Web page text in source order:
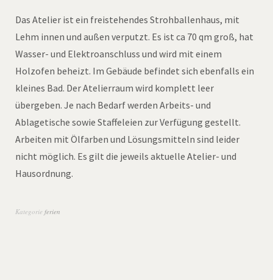
Das Atelier ist ein freistehendes Strohballenhaus, mit
Lehm innen und außen verputzt. Es ist ca 70 qm groß, hat
Wasser- und Elektroanschluss und wird mit einem
Holzofen beheizt. Im Gebäude befindet sich ebenfalls ein
kleines Bad. Der Atelierraum wird komplett leer
übergeben. Je nach Bedarf werden Arbeits- und
Ablagetische sowie Staffeleien zur Verfügung gestellt.
Arbeiten mit Ölfarben und Lösungsmitteln sind leider
nicht möglich. Es gilt die jeweils aktuelle Atelier- und
Hausordnung.
Kategorie ferien